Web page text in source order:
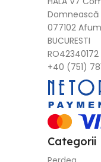
Categorii
Perdea
Draperii
Accesorii